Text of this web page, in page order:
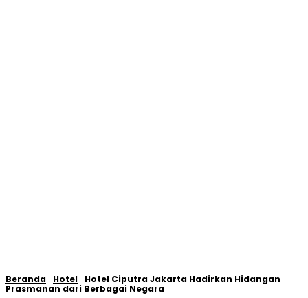
Beranda Hotel
Hotel Ciputra Jakarta Hadirkan Hidangan
Prasmanan dari Berbagai Negara